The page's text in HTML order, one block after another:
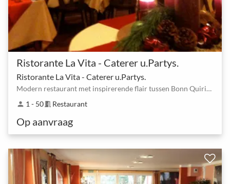
Ristorante La Vita - Caterer u.Partys.
Ristorante La Vita - Caterer u.Partys.
Modern restaurant met inspirerende flair tussen Bonn Quirinusplatz en Bonn Servatiusstr.
person 1 - 50meeting_room Restaurant
Op aanvraag